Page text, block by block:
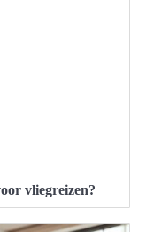
vliegreizen?